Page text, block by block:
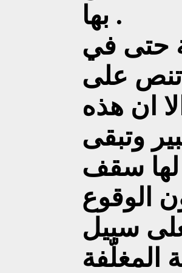
بها .
حتى في
تنص على
ان هذه
وتبقى
لها سقف
الوقوع
سبيل
المغلّفة